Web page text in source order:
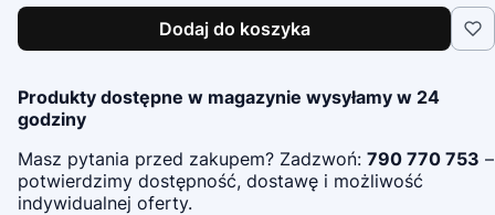
Dodaj do koszyka
Produkty dostępne w magazynie wysyłamy w 24
godziny
Masz pytania przed zakupem? Zadzwoń: 790 770 753 –
potwierdzimy dostępność, dostawę i możliwość
indywidualnej oferty.